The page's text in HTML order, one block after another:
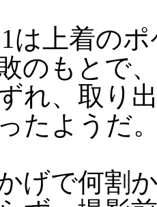
上着のポ
のもとで
れ、取り
たようだ
げで何割